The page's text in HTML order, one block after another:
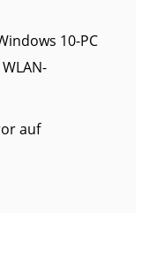
10-PC
auf